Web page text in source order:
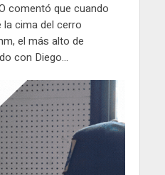
comentó que cuando
cima del cerro
el más alto de
con Diego...